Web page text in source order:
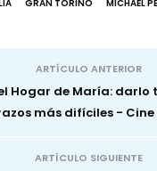
GRAN TORINO MICHAEL
ARTÍCULO ANTERIOR
el Hogar de María: darlo
más difíciles - Cine
ARTÍCULO SIGUIENTE